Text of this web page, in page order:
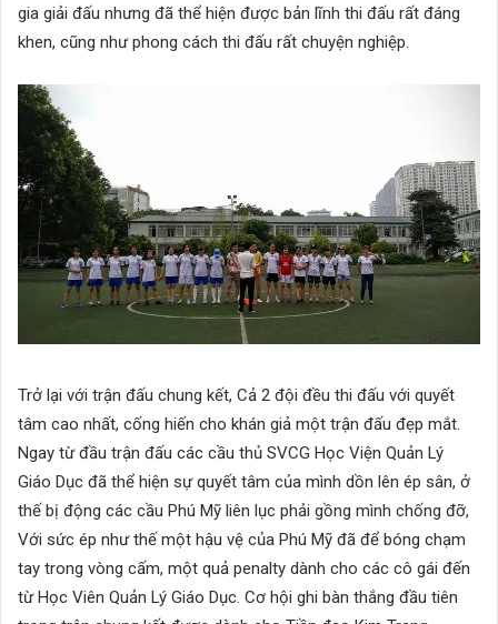
gia giải đấu nhưng đã thể hiện được bản lĩnh thi đấu rất đáng
khen, cũng như phong cách thi đấu rất chuyện nghiệp.
Trở lại với trận đấu chung kết, Cả 2 đội đều thi đấu với quyết
tâm cao nhất, cống hiến cho khán giả một trận đấu đẹp mắt.
Ngay từ đầu trận đấu các cầu thủ SVCG Học Viện Quản Lý
Giáo Dục đã thể hiện sự quyết tâm của mình dồn lên ép sân, ở
thế bị động các cầu Phú Mỹ liên lục phải gồng mình chống đỡ,
Với sức ép như thế một hậu vệ của Phú Mỹ đã để bóng chạm
tay trong vòng cấm, một quả penalty dành cho các cô gái đến
từ Học Viên Quản Lý Giáo Dục. Cơ hội ghi bàn thắng đầu tiên